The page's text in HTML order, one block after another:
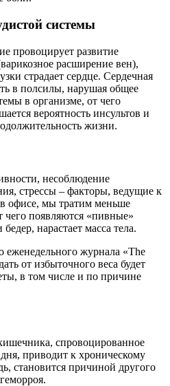
системы
провоцирует развитие
расширение вен),
страдает сердце. Сердечная
в полсилы, нарушая общее
в организме, от чего
вероятность инсультов и
жизни.
несоблюдение
стрессы – факторы, ведущие к
офисе, мы тратим меньше
чего появляются «пивные»
нарастает масса тела.
еженедельного журнала «The
от избыточного веса будет
в том числе и по причине
спровоцированное
приводит к хроническому
становится причиной другого